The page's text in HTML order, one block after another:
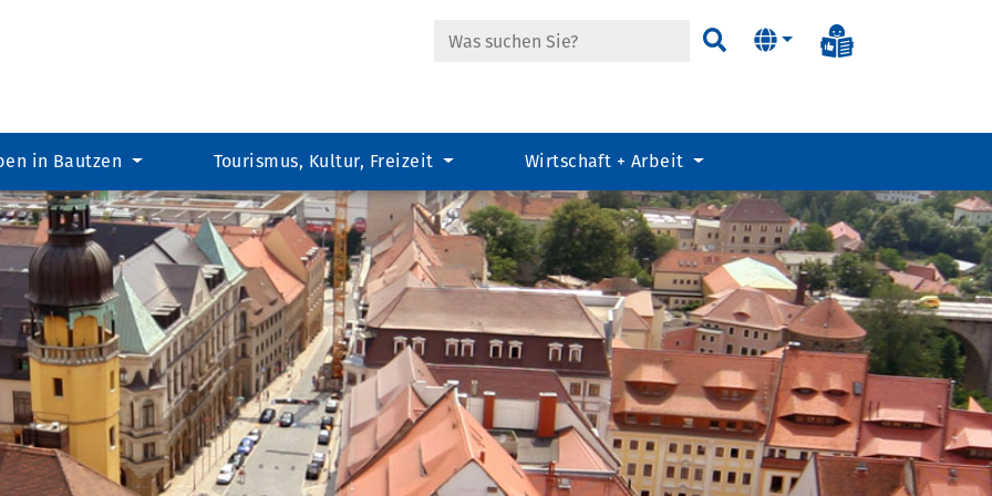
Suchen
Informationen in
in Bautzen Tourismus, Kultur, Freizeit Wirtschaft + Arbeit